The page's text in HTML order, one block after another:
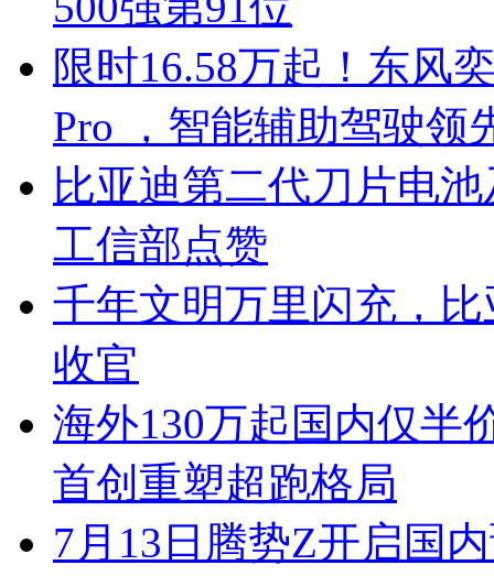
限时16.58万起！东风
Pro ，智能辅助驾驶领
比亚迪第二代刀片电
工信部点赞
千年文明万里闪充，
收官
海外130万起国内仅半
首创重塑超跑格局
7月13日腾势Z开启国